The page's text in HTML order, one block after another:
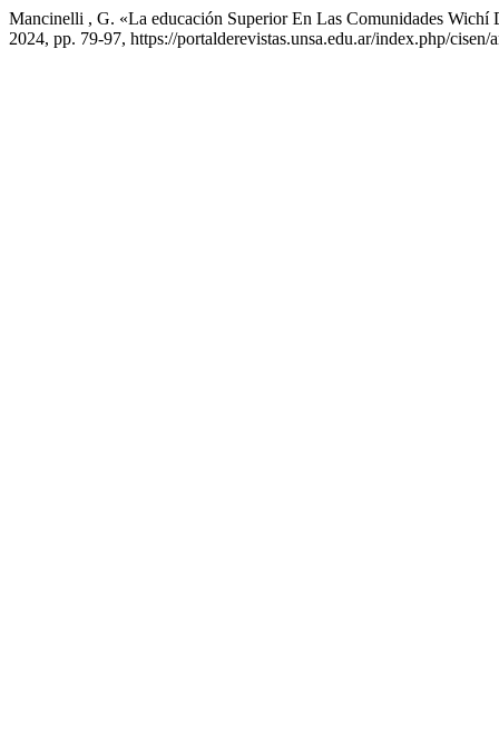
Mancinelli , G. «La educación Superior En Las Comunidades Wichí
2024, pp. 79-97, https://portalderevistas.unsa.edu.ar/index.php/